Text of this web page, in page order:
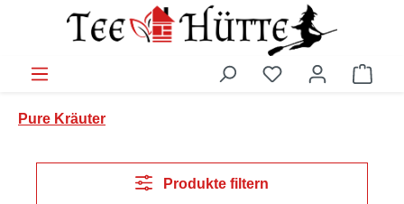
Zum Hauptinhalt springen
Du hast 0
Pure Kräuter
Produkte filtern